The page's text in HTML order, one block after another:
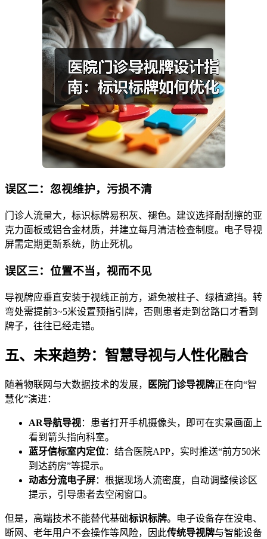
误区二：忽视维护，污损不清
门诊人流量大，标识标牌易积灰、褪色。建议选择耐刮擦的亚
克力面板或铝合金材质，并建立每月清洁检查制度。电子导视
屏需定期更新系统，防止死机。
误区三：位置不当，视而不见
导视牌应垂直安装于视线正前方，避免被柱子、绿植遮挡。转
弯处需提前3~5米设置预指引牌，否则患者走到岔路口才看到
牌子，往往已经走错。
五、未来趋势：智慧导视与人性化融合
随着物联网与大数据技术的发展， 医院门诊导视牌正在向“智
慧化”演进：
AR导航导视：患者打开手机摄像头，即可在实景画面上
看到箭头指向科室。
蓝牙信标室内定位：结合医院APP，实时推送“前方50米
到达药房”等提示。
动态分流电子屏：根据现场人流密度，自动调整候诊区
提示，引导患者去空闲窗口。
但是，高端技术不能替代基础标识标牌。电子设备存在没电、
断网、老年用户不会操作等风险，因此传统导视牌与智能设备